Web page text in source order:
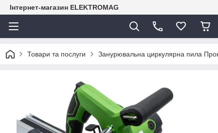
Інтернет-магазин ELEKTROMAG
Товари та послуги Занурювальна циркулярна пила